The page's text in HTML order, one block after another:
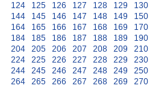
124
125 126 127 128 129 130
144
145 146 147 148 149 150
164
165 166 167 168 169 170
184
185 186 187 188 189 190
204
205 206 207 208 209 210
224
225 226 227 228 229 230
244
245 246 247 248 249 250
264
265 266 267 268 269 270